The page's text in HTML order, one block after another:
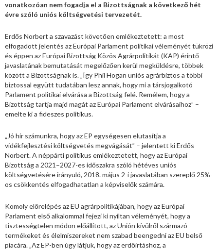
vonatkozóan nem fogadja el a Bizottságnak a következő hét
évre szóló uniós költségvetési tervezetét.
Erdős Norbert a szavazást követően emlékeztetett: a most
elfogadott jelentés az Európai Parlament politikai véleményét tükrözi
és éppen az Európai Bizottság Közös Agrárpolitikát (KAP) érintő
javaslatának bemutatását megelőzően kerül megküldésre, többek
között a Bizottságnak is. „Így Phil Hogan uniós agrárbiztos a többi
biztossal együtt tudatában lesz annak, hogy mi a társjogalkotó
Parlament politikai elvárása a Bizottság felé. Remélem, hogy a
Bizottság tartja majd magát az Európai Parlament elvárásaihoz” –
emelte ki a fideszes politikus.
„Jó hír számunkra, hogy az EP egységesen elutasítja a
vidékfejlesztési költségvetés megvágását” – jelentett ki Erdős
Norbert. A néppárti politikus emlékeztetett, hogy az Európai
Bizottság a 2021–2027-es időszakra szóló hétéves uniós
költségvetésére irányuló, 2018. május 2-i javaslatában szereplő 25%-
os csökkentés elfogadhatatlan a képviselők számára.
Komoly előrelépés az EU agrárpolitikájában, hogy az Európai
Parlament első alkalommal fejezi ki nyíltan véleményét, hogy a
tisztességtelen módon előállított, az Unión kívülről származó
termékeket és élelmiszereket nem szabad beengedni az EU belső
piacára. „Az EP-ben úgy látjuk, hogy az erdőirtáshoz, a